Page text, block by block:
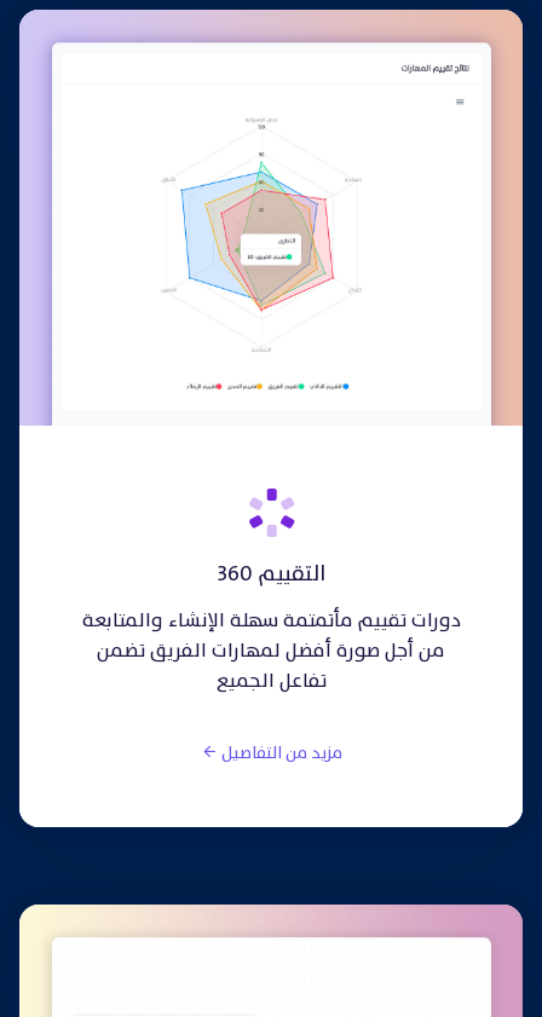
التقييم 360
دورات تقييم مأتمتمة سهلة الإنشاء والمتابعة
من أجل صورة أفضل لمهارات الفريق تضمن
تفاعل الجميع
مزيد من التفاصيل